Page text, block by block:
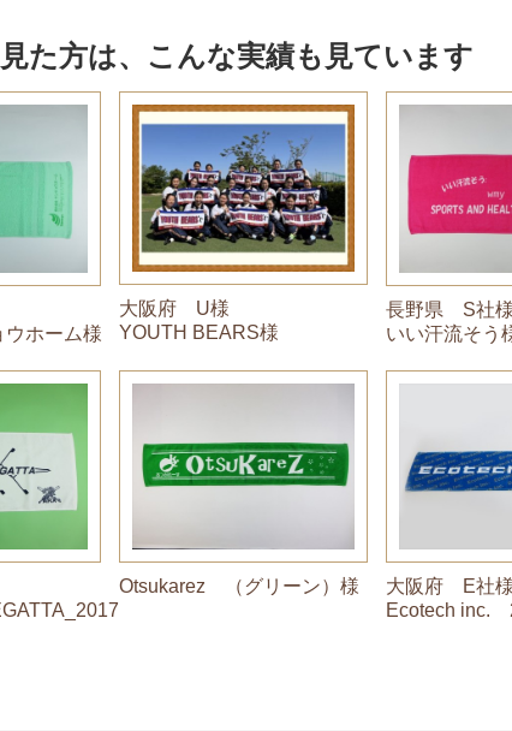
た方は、こんな実績も見ています
ホーム様
大阪府 U様
YOUTH BEARS様
長野県 S社様
いい汗流そう
Otsukarez （グリーン）様
大阪府 E社様
Ecotech inc.